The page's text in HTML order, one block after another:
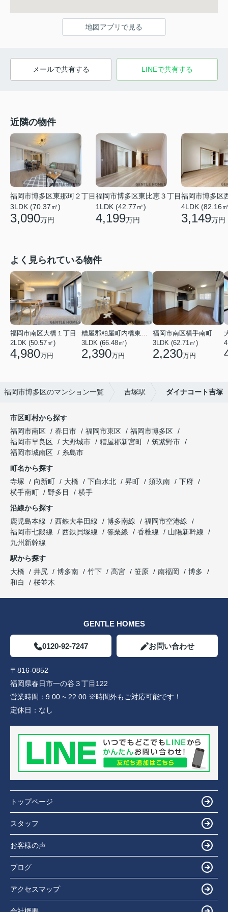
地図アプリで見る
メールで共有する LINEで共有する
近隣の物件
福岡市博多区東那珂２丁目
3LDK (70.37㎡)
3,090万円
福岡市博多区東比恵３丁目
1LDK (42.77㎡)
4,199万円
福岡市博多区
4LDK (82.16
3,149万円
よく見られている物件
福岡市南区大橋１丁目
2LDK (50.57㎡)
4,980万円
3LDK (66.48㎡)
2,390万円
福岡市南区横手南町
3LDK (62.71㎡)
2,230万円
福岡市博多区のマンション一覧 吉塚駅 ダイナコート吉塚
市区町村から探す
福岡市南区
春日市 福岡市東区
福岡市博多区
福岡市早良区
大野城市 糟屋郡新宮町
筑紫野市
福岡市城南区
糸島市
町名から探す
寺塚
向新町 大橋 下白水北 昇町 須玖南
下府
横手南町
野多目
横手
沿線から探す
鹿児島本線
西鉄大牟田線 博多南線
福岡市空港線
福岡市七隈線
西鉄貝塚線 篠栗線 香椎線
山陽新幹線
九州新幹線
駅から探す
大橋
井尻 博多南 竹下 高宮 笹原 南福岡
博多
和白
桜並木
GENTLE HOMES
0120-92-7247 お問い合わせ
〒816-0852
福岡県春日市一の谷３丁目122
営業時間： 9:00 ~ 22:00 ※時間外もご対応可能です！
定休日： なし
トップページ
スタッフ
お客様の声
ブログ
アクセスマップ